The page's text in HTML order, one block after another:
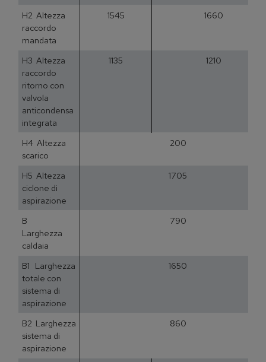
H2 Altezza
raccordo
mandata
1545 1660
H3 Altezza
raccordo
ritorno con
valvola
anticondensa
integrata
1135 1210
H4 Altezza
scarico
200
H5 Altezza
ciclone di
aspirazione
1705
B
Larghezza
caldaia
790
B1 Larghezza
totale con
sistema di
aspirazione
1650
B2 Larghezza
sistema di
aspirazione
860